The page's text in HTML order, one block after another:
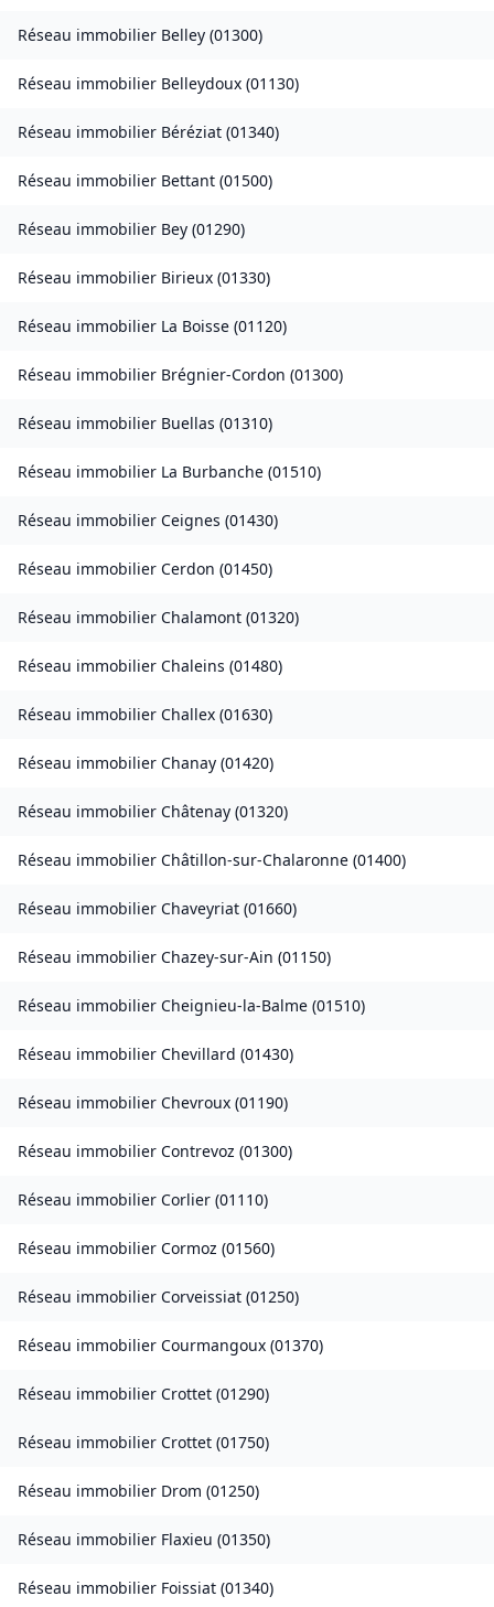
Réseau immobilier Belley (01300)
Réseau immobilier Belleydoux (01130)
Réseau immobilier Béréziat (01340)
Réseau immobilier Bettant (01500)
Réseau immobilier Bey (01290)
Réseau immobilier Birieux (01330)
Réseau immobilier La Boisse (01120)
Réseau immobilier Brégnier-Cordon (01300)
Réseau immobilier Buellas (01310)
Réseau immobilier La Burbanche (01510)
Réseau immobilier Ceignes (01430)
Réseau immobilier Cerdon (01450)
Réseau immobilier Chalamont (01320)
Réseau immobilier Chaleins (01480)
Réseau immobilier Challex (01630)
Réseau immobilier Chanay (01420)
Réseau immobilier Châtenay (01320)
Réseau immobilier Châtillon-sur-Chalaronne (01400)
Réseau immobilier Chaveyriat (01660)
Réseau immobilier Chazey-sur-Ain (01150)
Réseau immobilier Cheignieu-la-Balme (01510)
Réseau immobilier Chevillard (01430)
Réseau immobilier Chevroux (01190)
Réseau immobilier Contrevoz (01300)
Réseau immobilier Corlier (01110)
Réseau immobilier Cormoz (01560)
Réseau immobilier Corveissiat (01250)
Réseau immobilier Courmangoux (01370)
Réseau immobilier Crottet (01290)
Réseau immobilier Crottet (01750)
Réseau immobilier Drom (01250)
Réseau immobilier Flaxieu (01350)
Réseau immobilier Foissiat (01340)